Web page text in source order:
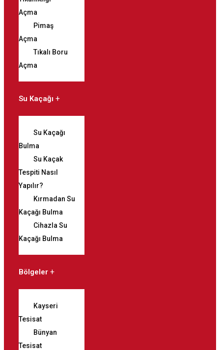
Açma
Pimaş
Açma
Tıkalı Boru
Açma
Su Kaçağı
Su Kaçağı
Bulma
Su Kaçak
Tespiti Nasıl
Yapılır?
Kırmadan Su
Kaçağı Bulma
Cihazla Su
Kaçağı Bulma
Bölgeler
Kayseri
Tesisat
Bünyan
Tesisat